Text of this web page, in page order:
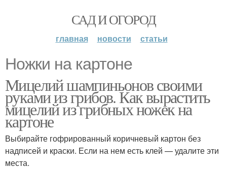
САД И ОГОРОД
главная новости статьи
Ножки на картоне
Мицелий шампиньонов своими
руками из грибов. Как вырастить
мицелий из грибных ножек на
картоне
Выбирайте гофрированный коричневый картон без
надписей и краски. Если на нем есть клей — удалите эти
места.